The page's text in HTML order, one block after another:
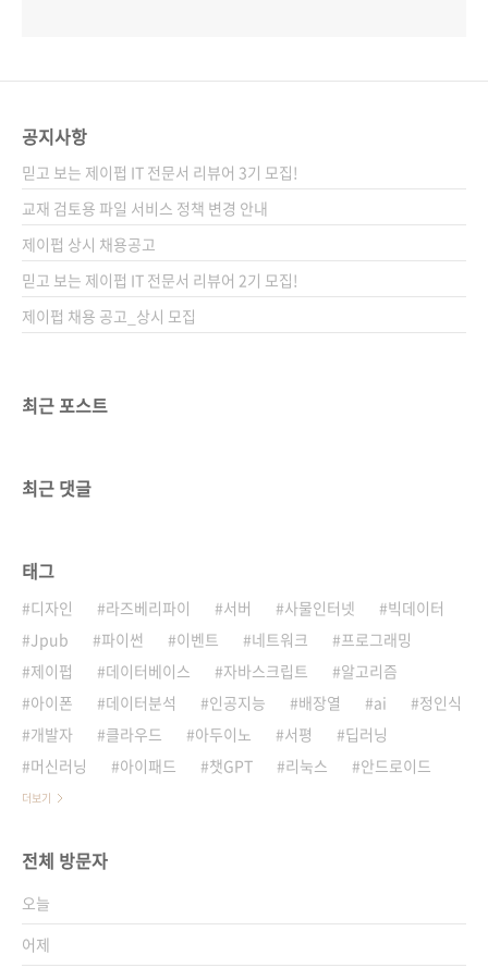
공지사항
믿고 보는 제이펍 IT 전문서 리뷰어 3기 모집!
교재 검토용 파일 서비스 정책 변경 안내
제이펍 상시 채용공고
믿고 보는 제이펍 IT 전문서 리뷰어 2기 모집!
제이펍 채용 공고_상시 모집
최근 포스트
최근 댓글
태그
디자인 라즈베리파이 서버 사물인터넷
빅데이터
Jpub
파이썬 이벤트 네트워크
프로그래밍
제이펍
데이터베이스 자바스크립트
알고리즘
아이폰
데이터분석 인공지능 배장열 ai
정인식
개발자
클라우드 아두이노 서평
딥러닝
머신러닝
아이패드 챗GPT 리눅스 안드로이드
더보기
전체 방문자
오늘
어제